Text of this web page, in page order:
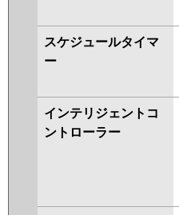
スケジュールタイマ
ー
インテリジェントコ
ントローラー